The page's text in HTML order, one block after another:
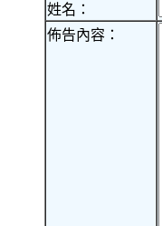
姓名：
佈告內容：